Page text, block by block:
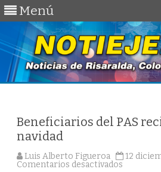
Menú
Beneficiarios del PAS
navidad
Luis Alberto Figueroa
12
Comentarios desactivados